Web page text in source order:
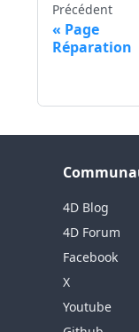
Précédent
Page
Réparation
4D Blog
4D Forum
Facebook
X
Youtube